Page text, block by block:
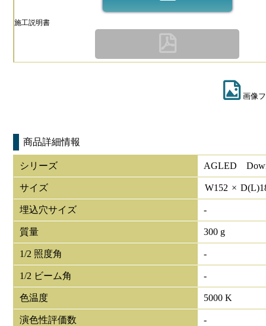
施工説明書
画像
商品詳細情報
シリーズ AGLED
サイズ W152 × D(L)
埋込穴サイズ -
質量 300 g
1/2 照度角 -
1/2 ビーム角 -
色温度 5000 K
演色性評価数 -